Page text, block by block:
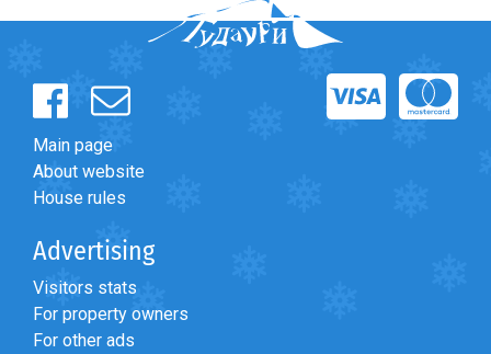
Горячие предложения Горячий Трансфер
Main page
About website
House rules
Advertising
Visitors stats
For property owners
For other ads